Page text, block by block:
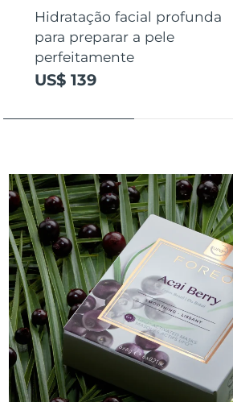
Hidratação facial profunda
para preparar a pele
perfeitamente
US$ 139